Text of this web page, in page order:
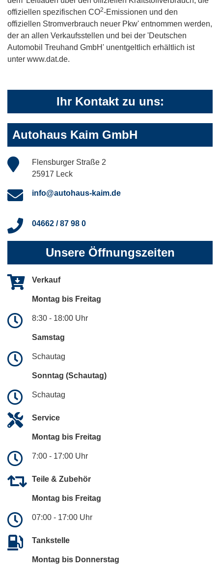
offiziellen spezifischen CO2-Emissionen und den
offiziellen Stromverbrauch neuer Pkw' entnommen werden,
der an allen Verkaufsstellen und bei der 'Deutschen
Automobil Treuhand GmbH' unentgeltlich erhältlich ist
unter www.dat.de.
Ihr Kontakt zu uns:
Autohaus Kaim GmbH
Flensburger Straße 2
25917 Leck
info@autohaus-kaim.de
04662 / 87 98 0
Unsere Öffnungszeiten
Verkauf
Montag bis Freitag
8:30 - 18:00 Uhr
Samstag
Schautag
Sonntag (Schautag)
Schautag
Service
Montag bis Freitag
7:00 - 17:00 Uhr
Teile & Zubehör
Montag bis Freitag
07:00 - 17:00 Uhr
Tankstelle
Montag bis Donnerstag